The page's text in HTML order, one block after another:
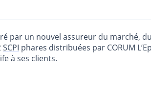
par un nouvel assureur du
SCPI phares distribuées par CORUM
à ses clients.